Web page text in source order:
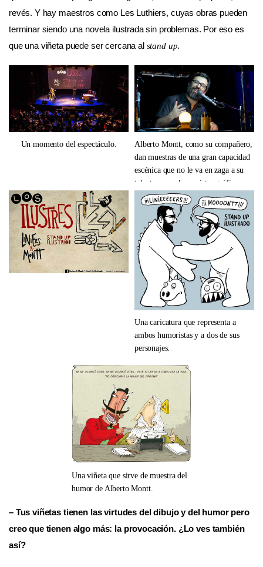
revés. Y hay maestros como Les Luthiers, cuyas obras pueden
terminar siendo una novela ilustrada sin problemas. Por eso es
que una viñeta puede ser cercana al stand up.
Un momento del espectáculo.
Alberto Montt, como su compañero,
dan muestras de una gran capacidad
escénica que no le va en zaga a su
talento como humoristas gráficos.
Una caricatura que representa a
ambos humoristas y a dos de sus
personajes.
Una viñeta que sirve de muestra del
humor de Alberto Montt.
– Tus viñetas tienen las virtudes del dibujo y del humor pero
creo que tienen algo más: la provocación. ¿Lo ves también
así?